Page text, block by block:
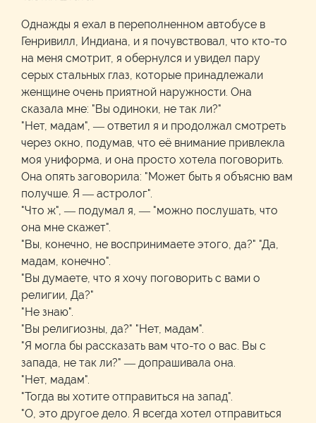
Однажды я ехал в переполненном автобусе в
Генривилл, Индиана, и я почувствовал, что кто-то
на меня смотрит, я обернулся и увидел пару
серых стальных глаз, которые принадлежали
женщине очень приятной наружности. Она
сказала мне: "Вы одиноки, не так ли?"
"Нет, мадам", — ответил я и продолжал смотреть
через окно, подумав, что её внимание привлекла
моя униформа, и она просто хотела поговорить.
Она опять заговорила: "Может быть я объясню вам
получше. Я — астролог".
"Что ж", — подумал я, — "можно послушать, что
она мне скажет".
"Вы, конечно, не воспринимаете этого, да?" "Да,
мадам, конечно".
"Вы думаете, что я хочу поговорить с вами о
религии, Да?"
"Не знаю".
"Вы религиозны, да?" "Нет, мадам".
"Я могла бы рассказать вам что-то о вас. Вы с
запада, не так ли?" — допрашивала она.
"Нет, мадам".
"Тогда вы хотите отправиться на запад".
"О, это другое дело. Я всегда хотел отправиться